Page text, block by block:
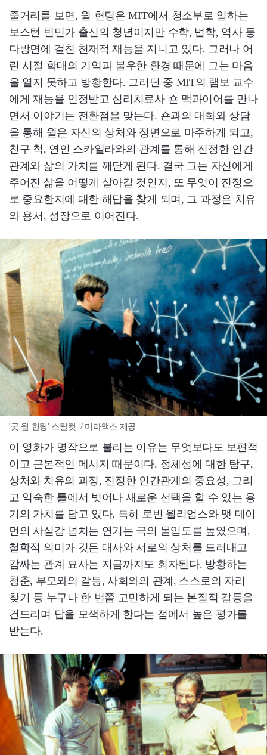
줄거리를 보면, 윌 헌팅은 MIT에서 청소부로 일하는
보스턴 빈민가 출신의 청년이지만 수학, 법학, 역사 등
다방면에 걸친 천재적 재능을 지니고 있다. 그러나 어
린 시절 학대의 기억과 불우한 환경 때문에 그는 마음
을 열지 못하고 방황한다. 그러던 중 MIT의 램보 교수
에게 재능을 인정받고 심리치료사 숀 맥과이어를 만나
면서 이야기는 전환점을 맞는다. 숀과의 대화와 상담
을 통해 윌은 자신의 상처와 정면으로 마주하게 되고,
친구 척, 연인 스카일라와의 관계를 통해 진정한 인간
관계와 삶의 가치를 깨닫게 된다. 결국 그는 자신에게
주어진 삶을 어떻게 살아갈 것인지, 또 무엇이 진정으
로 중요한지에 대한 해답을 찾게 되며, 그 과정은 치유
와 용서, 성장으로 이어진다.
'굿 윌 헌팅' 스틸컷. / 미라맥스 제공
이 영화가 명작으로 불리는 이유는 무엇보다도 보편적
이고 근본적인 메시지 때문이다. 정체성에 대한 탐구,
상처와 치유의 과정, 진정한 인간관계의 중요성, 그리
고 익숙한 틀에서 벗어나 새로운 선택을 할 수 있는 용
기의 가치를 담고 있다. 특히 로빈 윌리엄스와 맷 데이
먼의 사실감 넘치는 연기는 극의 몰입도를 높였으며,
철학적 의미가 깃든 대사와 서로의 상처를 드러내고
감싸는 관계 묘사는 지금까지도 회자된다. 방황하는
청춘, 부모와의 갈등, 사회와의 관계, 스스로의 자리
찾기 등 누구나 한 번쯤 고민하게 되는 본질적 갈등을
건드리며 답을 모색하게 한다는 점에서 높은 평가를
받는다.